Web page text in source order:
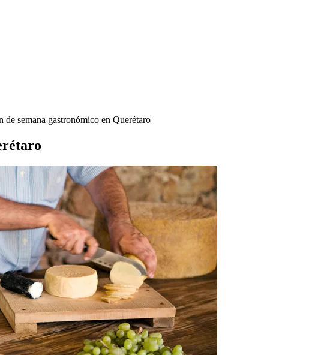
de semana gastronómico en Querétaro